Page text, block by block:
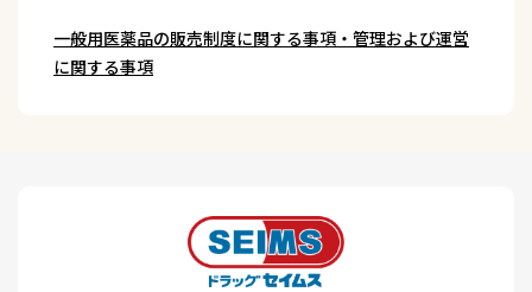
一般用医薬品の販売制度に関する事項・管理および運営
に関する事項